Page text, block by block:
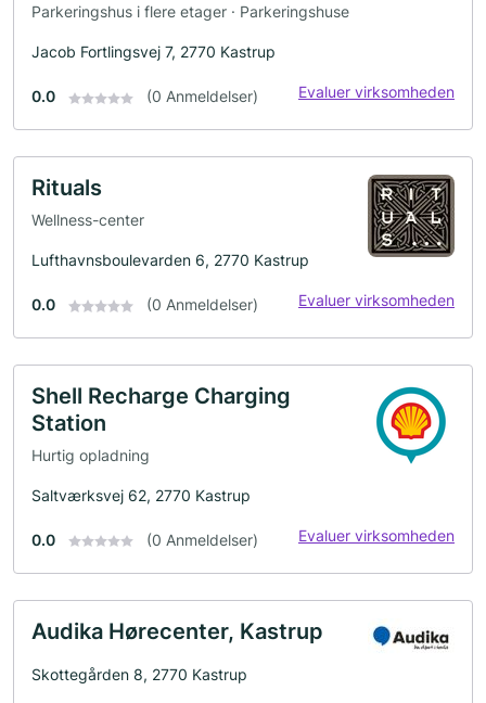
Parkeringshus i flere etager · Parkeringshuse
Jacob Fortlingsvej 7, 2770 Kastrup
0.0 (0 Anmeldelser) Evaluer virksomheden
Rituals
Wellness-center
Lufthavnsboulevarden 6, 2770 Kastrup
0.0 (0 Anmeldelser) Evaluer virksomheden
Shell Recharge Charging
Station
Hurtig opladning
Saltværksvej 62, 2770 Kastrup
0.0 (0 Anmeldelser) Evaluer virksomheden
Audika Hørecenter, Kastrup
Skottegården 8, 2770 Kastrup